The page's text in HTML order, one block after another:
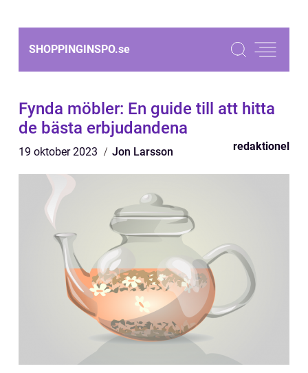
SHOPPINGINSPO.se
Fynda möbler: En guide till att hitta
de bästa erbjudandena
19 oktober 2023 Jon Larsson redaktionel